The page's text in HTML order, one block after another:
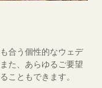
合う個性的なウェデ
た、あらゆるご要望
こともできます。